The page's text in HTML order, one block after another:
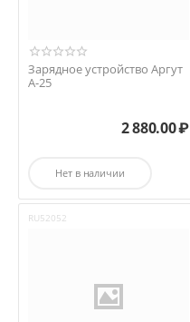
Зарядное устройство Аргут
А-25
2 880.00₽
Нет в наличии
RU52052